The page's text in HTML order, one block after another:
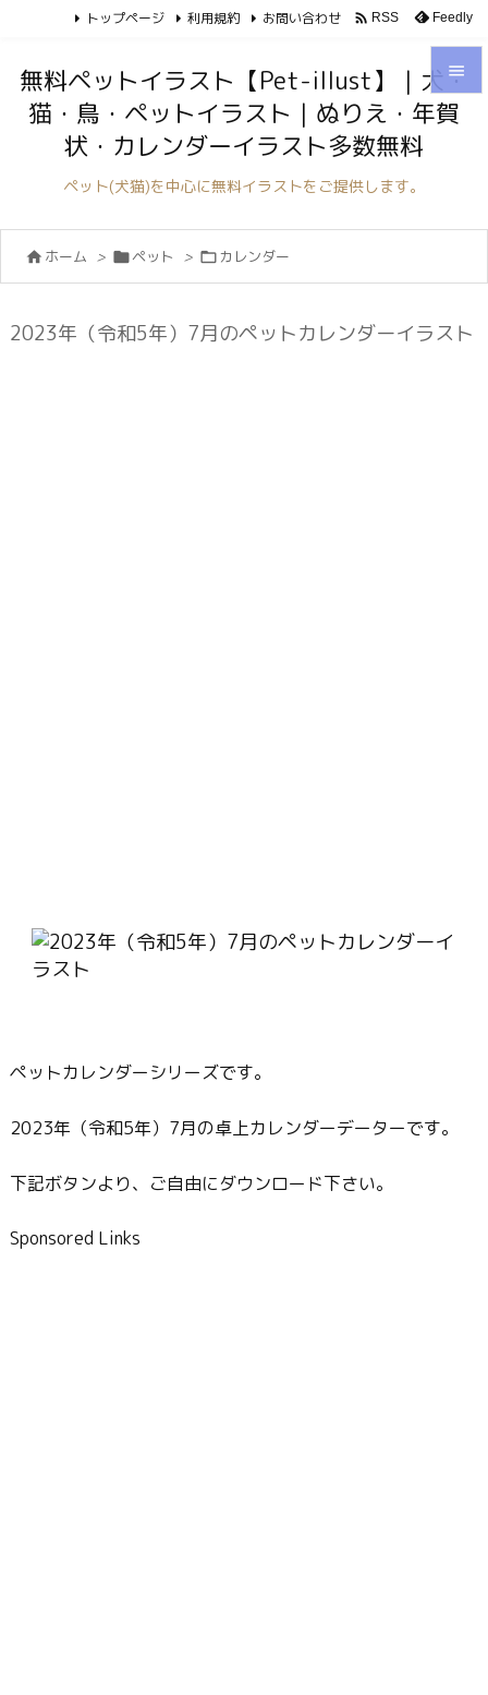



トップページ 利用規約 お問い合わせ  RSS Feedly
無料ペットイラスト【Pet-illust】｜犬・
猫・鳥・ペットイラスト｜ぬりえ・年賀
状・カレンダーイラスト多数無料
ペット(犬猫)を中心に無料イラストをご提供します。
 ホーム > ペット > カレンダー
2023年（令和5年）7月のペットカレンダーイラスト
ペットカレンダーシリーズです。
2023年（令和5年）7月の卓上カレンダーデーターです。
下記ボタンより、ご自由にダウンロード下さい。
Sponsored Links